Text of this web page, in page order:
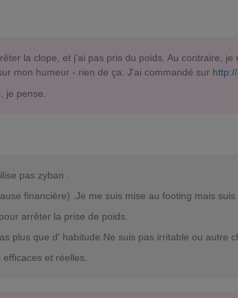
la clope, et j'ai pas pris du poids. Au contraire,
mon humeur - rien de ça. J'ai commandé sur
je pense.
pas zyban .
financière) .Je me suis mise au footing mais
arrêter la prise de poids.
plus que d' habitude.Ne suis pas irritable ou autre
et réelles.